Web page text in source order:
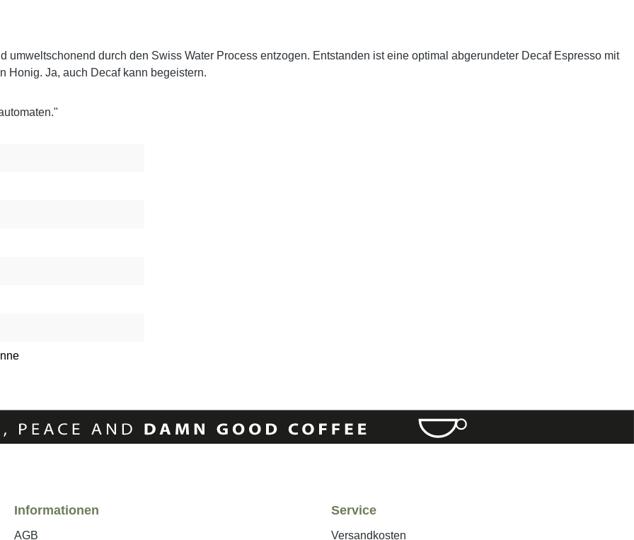
durch den Swiss Water Process entzogen. Entstanden ist eine optimal abgerundeter Decaf Espresso mit
Honig. Ja, auch Decaf kann begeistern.
Informationen
AGB
Service
Versandkosten